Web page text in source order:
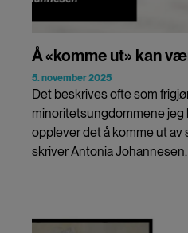
Å «komme ut» kan
5. november 2025
Det beskrives ofte som
minoritetsungdommene jeg
opplever det å komme ut av
skriver Antonia Johannesen.